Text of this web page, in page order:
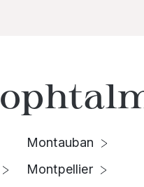
Montauban
Montpellier